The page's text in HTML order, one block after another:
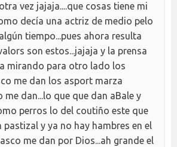
vez jajaja....que cosas tiene mi
decía una actriz de medio pelo
tiempo...pues ahora resulta
son estos...jajaja y la prensa
mirando para otro lado los
me dan los asport marza
me dan...lo que que dan aBale y
perros lo del coutiño este que
pastizal y ya no hay hambres en el
me dan por Dios...ah grande el